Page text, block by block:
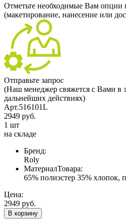
Отметьте необходимые Вам опции
(макетирование, нанесение или
Отправьте запрос
(Наш менеджер свяжется с Вами в
дальнейших действиях)
Арт.516101L
2949 руб.
1 шт
на складе
Бренд:
Roly
МатериалТовара:
65% полиэстер 35% хлопок,
Цена:
2949 руб.
В корзину